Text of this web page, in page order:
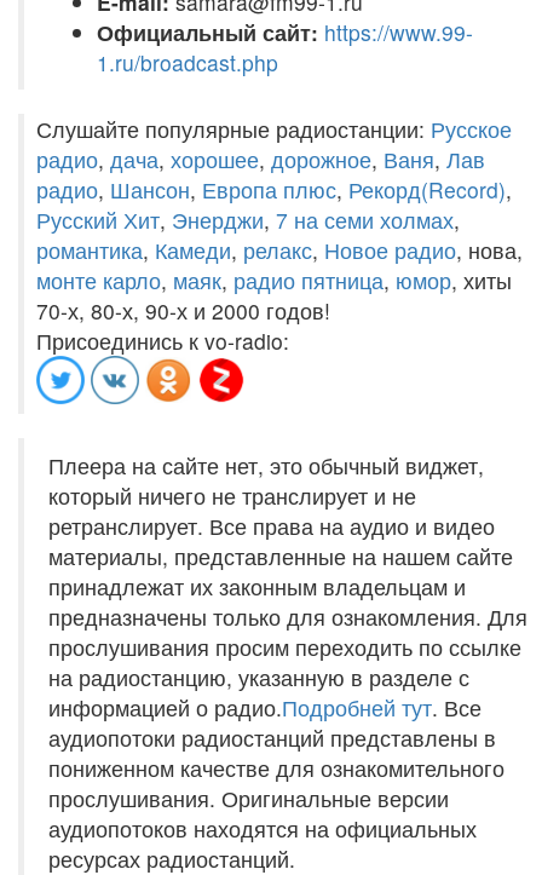
Официальный сайт: https://www.99-
1.ru/broadcast.php
Слушайте популярные радиостанции: Русское
радио, дача, хорошее, дорожное, Ваня, Лав
радио, Шансон, Европа плюс, Рекорд(Record),
Русский Хит, Энерджи, 7 на семи холмах,
романтика, Камеди, релакс, Новое радио, нова,
монте карло, маяк, радио пятница, юмор, хиты
70-х, 80-х, 90-х и 2000 годов!
Присоединись к vo-radio:
Плеера на сайте нет, это обычный виджет,
который ничего не транслирует и не
ретранслирует. Все права на аудио и видео
материалы, представленные на нашем сайте
принадлежат их законным владельцам и
предназначены только для ознакомления. Для
прослушивания просим переходить по ссылке
на радиостанцию, указанную в разделе с
информацией о радио.Подробней тут. Все
аудиопотоки радиостанций представлены в
пониженном качестве для ознакомительного
прослушивания. Оригинальные версии
аудиопотоков находятся на официальных
ресурсах радиостанций.